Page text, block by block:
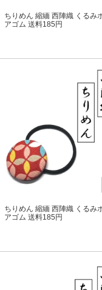
ちりめん 縮緬 西陣織 くるみ
アゴム 送料185円
ちりめん 縮緬 西陣織 くるみ
アゴム 送料185円